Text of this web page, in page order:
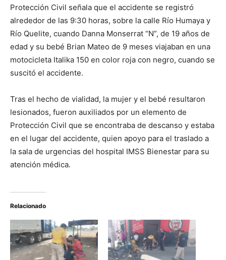
Protección Civil señala que el accidente se registró
alrededor de las 9:30 horas, sobre la calle Río Humaya y
Río Quelite, cuando Danna Monserrat “N”, de 19 años de
edad y su bebé Brian Mateo de 9 meses viajaban en una
motocicleta Italika 150 en color roja con negro, cuando se
suscitó el accidente.
Tras el hecho de vialidad, la mujer y el bebé resultaron
lesionados, fueron auxiliados por un elemento de
Protección Civil que se encontraba de descanso y estaba
en el lugar del accidente, quien apoyo para el traslado a
la sala de urgencias del hospital IMSS Bienestar para su
atención médica.
Relacionado